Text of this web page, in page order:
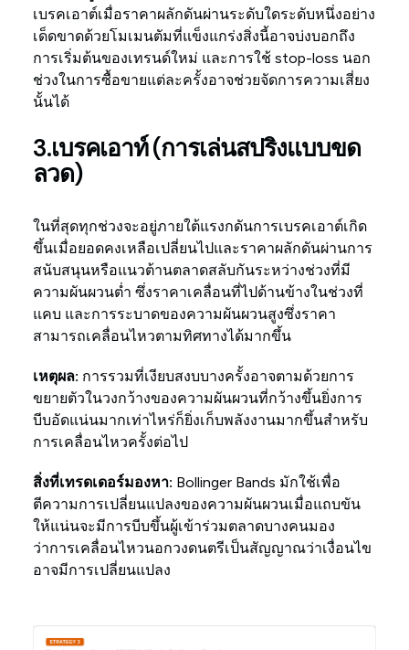
เบรคเอาต์เมื่อราคาผลักดันผ่านระดับใดระดับหนึ่งอย่าง
เด็ดขาดด้วยโมเมนตัมที่แข็งแกร่งสิ่งนี้อาจบ่งบอกถึง
การเริ่มต้นของเทรนด์ใหม่ และการใช้ stop-loss นอก
ช่วงในการซื้อขายแต่ละครั้งอาจช่วยจัดการความเสี่ยง
นั้นได้
3.เบรคเอาท์ (การเล่นสปริงแบบขด
ลวด)
ในที่สุดทุกช่วงจะอยู่ภายใต้แรงกดันการเบรคเอาต์เกิด
ขึ้นเมื่อยอดคงเหลือเปลี่ยนไปและราคาผลักดันผ่านการ
สนับสนุนหรือแนวต้านตลาดสลับกันระหว่างช่วงที่มี
ความผันผวนต่ำ ซึ่งราคาเคลื่อนที่ไปด้านข้างในช่วงที่
แคบ และการระบาดของความผันผวนสูงซึ่งราคา
สามารถเคลื่อนไหวตามทิศทางได้มากขึ้น
เหตุผล: การรวมที่เงียบสงบบางครั้งอาจตามด้วยการ
ขยายตัวในวงกว้างของความผันผวนที่กว้างขึ้นยิ่งการ
บีบอัดแน่นมากเท่าไหร่ก็ยิ่งเก็บพลังงานมากขึ้นสำหรับ
การเคลื่อนไหวครั้งต่อไป
สิ่งที่เทรดเดอร์มองหา: Bollinger Bands มักใช้เพื่อ
ตีความการเปลี่ยนแปลงของความผันผวนเมื่อแถบขัน
ให้แน่นจะมีการบีบขึ้นผู้เข้าร่วมตลาดบางคนมอง
ว่าการเคลื่อนไหวนอกวงดนตรีเป็นสัญญาณว่าเงื่อนไข
อาจมีการเปลี่ยนแปลง